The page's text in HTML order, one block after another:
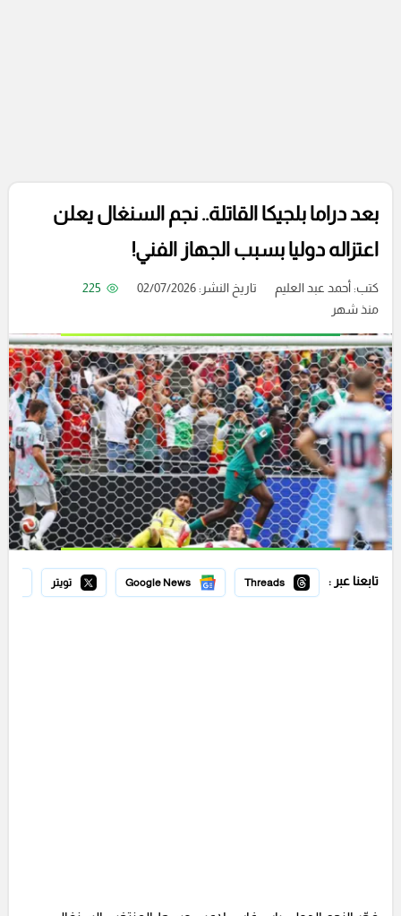
بعد دراما بلجيكا القاتلة.. نجم السنغال يعلن
اعتزاله دوليا بسبب الجهاز الفني!
كتب:أحمد عبد العليم تاريخ النشر: 02/07/2026
225
منذ شهر
تابعنا عبر : Threads
Google News تويتر